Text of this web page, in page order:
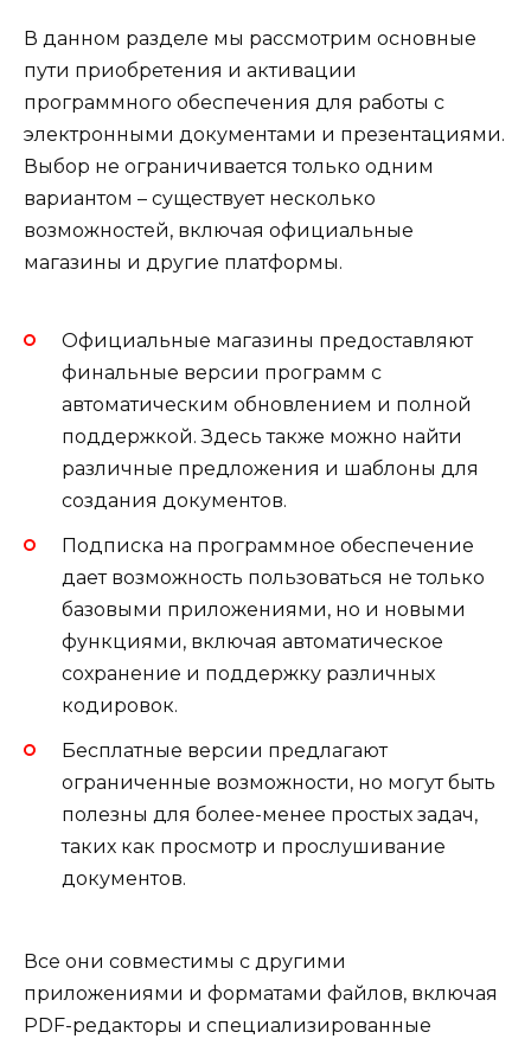
В данном разделе мы рассмотрим основные
пути приобретения и активации
программного обеспечения для работы с
электронными документами и презентациями.
Выбор не ограничивается только одним
вариантом – существует несколько
возможностей, включая официальные
магазины и другие платформы.
Официальные магазины предоставляют
финальные версии программ с
автоматическим обновлением и полной
поддержкой. Здесь также можно найти
различные предложения и шаблоны для
создания документов.
Подписка на программное обеспечение
дает возможность пользоваться не только
базовыми приложениями, но и новыми
функциями, включая автоматическое
сохранение и поддержку различных
кодировок.
Бесплатные версии предлагают
ограниченные возможности, но могут быть
полезны для более-менее простых задач,
таких как просмотр и прослушивание
документов.
Все они совместимы с другими
приложениями и форматами файлов, включая
PDF-редакторы и специализированные